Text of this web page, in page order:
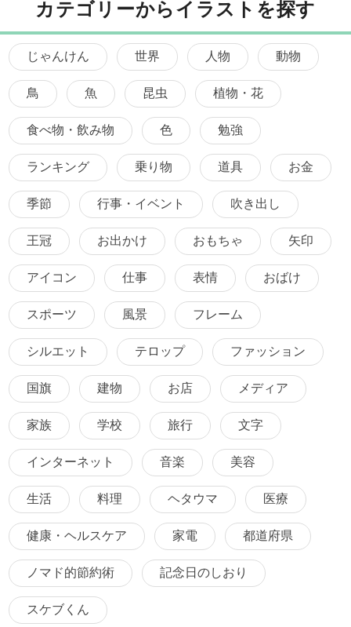
カテゴリーからイラストを探す
じゃんけん 世界 人物 動物
鳥 魚 昆虫 植物・花
食べ物・飲み物 色 勉強
ランキング 乗り物 道具 お金
季節 行事・イベント 吹き出し
王冠 お出かけ おもちゃ 矢印
アイコン 仕事 表情 おばけ
スポーツ 風景 フレーム
シルエット テロップ ファッション
国旗 建物 お店 メディア
家族 学校 旅行 文字
インターネット 音楽 美容
生活 料理 ヘタウマ 医療
健康・ヘルスケア 家電 都道府県
ノマド的節約術 記念日のしおり
スケブくん